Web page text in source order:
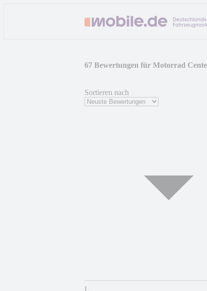
67 Bewertungen für Motorrad
Sortieren nach
L